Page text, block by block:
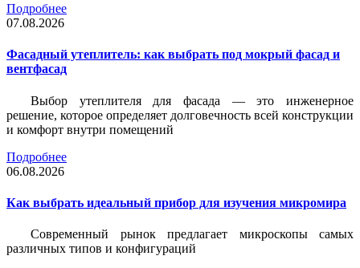
Подробнее
07.08.2026
Фасадный утеплитель: как выбрать под мокрый фасад и
вентфасад
Выбор утеплителя для фасада — это инженерное
решение, которое определяет долговечность всей конструкции
и комфорт внутри помещений
Подробнее
06.08.2026
Как выбрать идеальный прибор для изучения микромира
Современный рынок предлагает микроскопы самых
различных типов и конфигураций